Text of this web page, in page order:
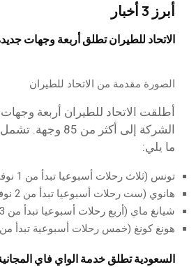
أبرز 3 أخبار
الاتحاد للطيران تطلق أربعة وجهات
الصورة مقدمة من الاتحاد للطيران
أطلقت الاتحاد للطيران أربعة
الشركة إلى أكثر من
ما يلي:
تونس (ثلاث رحلات أسبوعيا تبدأ من 1 نوفمبر)
هانوي (ست رحلات أسبوعيا تبدأ من 2 نوفمبر)
شيانغ ماي (أربع رحلات أسبوعيا تبدأ من 3 نوفمبر)
هونغ كونغ (خمس رحلات أسبوعية تبدأ من 3 نوفمبر)
السعودية تطلق خدمة الواي فاي